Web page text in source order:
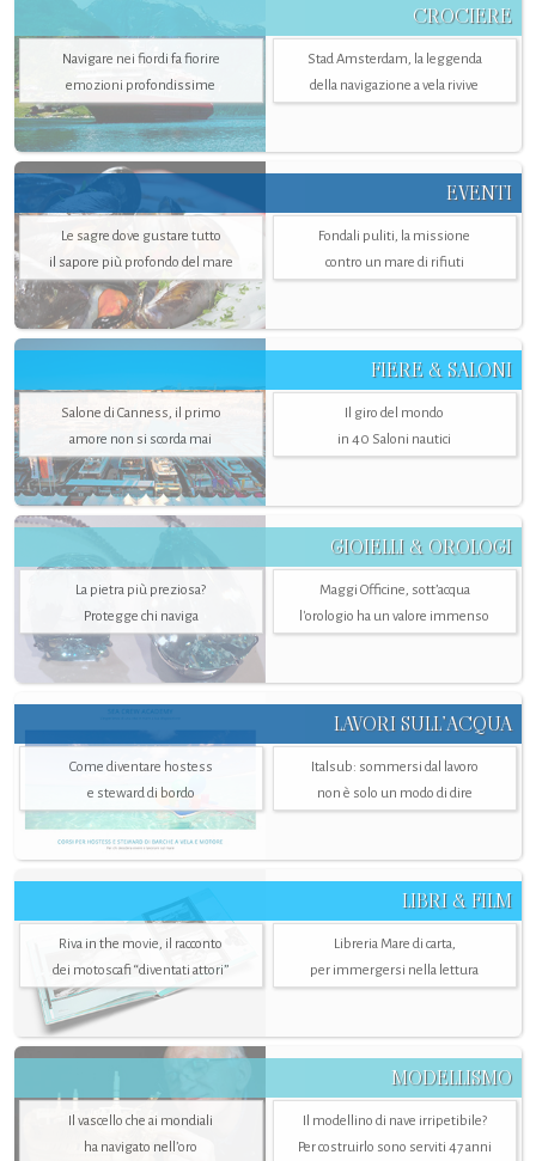
CROCIERE
Navigare nei fiordi fa fiorire
emozioni profondissime
Stad Amsterdam, la leggenda
della navigazione a vela rivive
EVENTI
Le sagre dove gustare tutto
il sapore più profondo del mare
Fondali puliti, la missione
contro un mare di rifiuti
FIERE & SALONI
Salone di Canness, il primo
amore non si scorda mai
Il giro del mondo
in 40 Saloni nautici
GIOIELLI & OROLOGI
La pietra più preziosa?
Protegge chi naviga
Maggi Officine, sott’acqua
l'orologio ha un valore immenso
LAVORI SULL’ACQUA
Come diventare hostess
e steward di bordo
Italsub: sommersi dal lavoro
non è solo un modo di dire
LIBRI & FILM
Riva in the movie, il racconto
dei motoscafi “diventati attori”
Libreria Mare di carta,
per immergersi nella lettura
MODELLISMO
Il vascello che ai mondiali
ha navigato nell’oro
Il modellino di nave irripetibile?
Per costruirlo sono serviti 47 anni